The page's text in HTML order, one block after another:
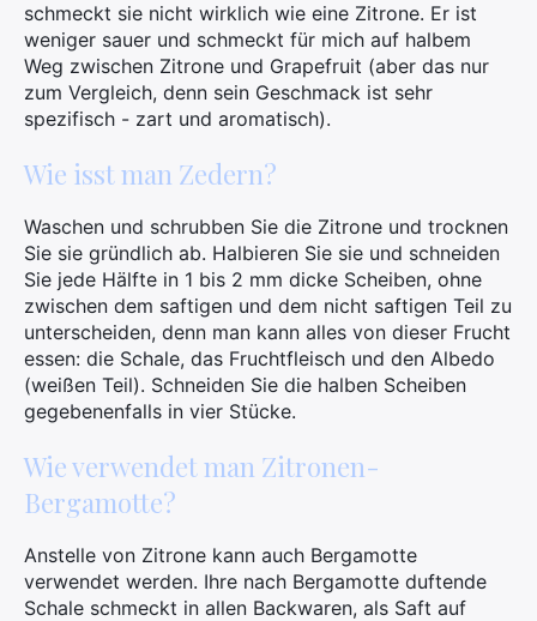
schmeckt sie nicht wirklich wie eine Zitrone. Er ist
weniger sauer und schmeckt für mich auf halbem
Weg zwischen Zitrone und Grapefruit (aber das nur
zum Vergleich, denn sein Geschmack ist sehr
spezifisch - zart und aromatisch).
Wie isst man Zedern?
Waschen und schrubben Sie die Zitrone und trocknen
Sie sie gründlich ab. Halbieren Sie sie und schneiden
Sie jede Hälfte in 1 bis 2 mm dicke Scheiben, ohne
zwischen dem saftigen und dem nicht saftigen Teil zu
unterscheiden, denn man kann alles von dieser Frucht
essen: die Schale, das Fruchtfleisch und den Albedo
(weißen Teil). Schneiden Sie die halben Scheiben
gegebenenfalls in vier Stücke.
Wie verwendet man Zitronen-
Bergamotte?
Anstelle von Zitrone kann auch Bergamotte
verwendet werden. Ihre nach Bergamotte duftende
Schale schmeckt in allen Backwaren, als Saft auf